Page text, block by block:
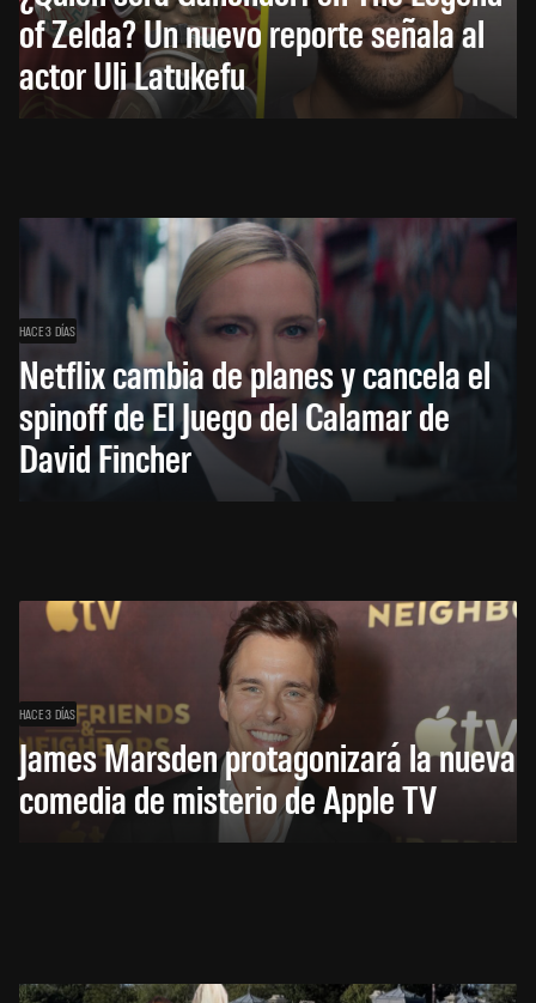
of Zelda? Un nuevo reporte señala al
actor Uli Latukefu
HACE 3 DÍAS
Netflix cambia de planes y cancela el
spinoff de El Juego del Calamar de
David Fincher
HACE 3 DÍAS
James Marsden protagonizará la nueva
comedia de misterio de Apple TV